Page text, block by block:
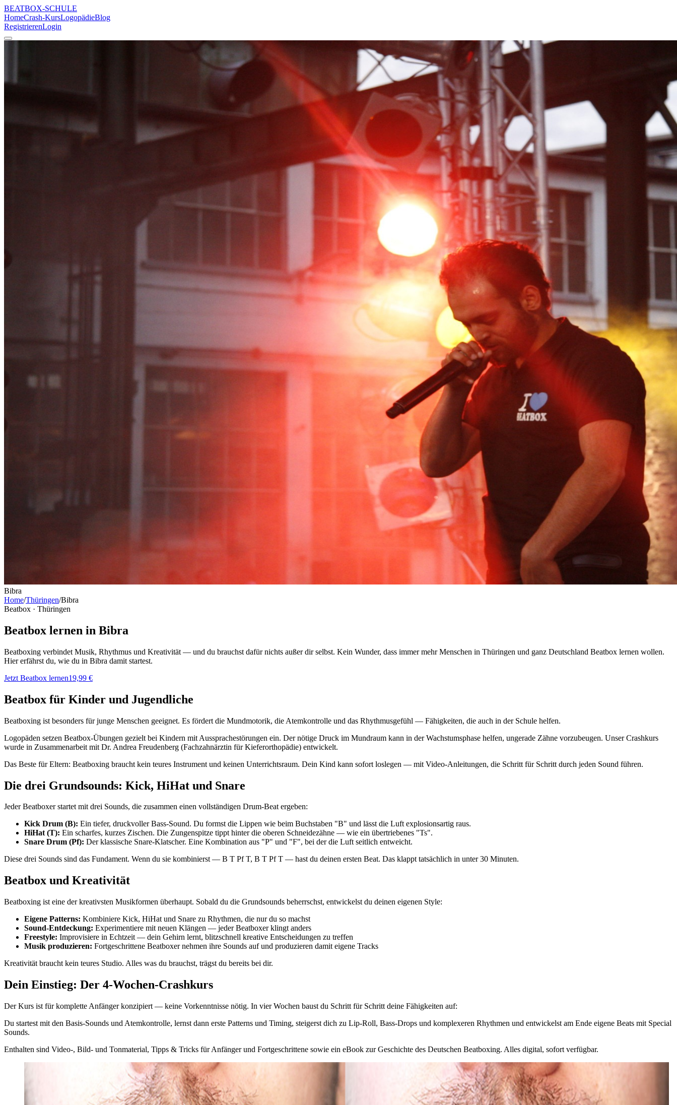
BEATBOX-SCHULE
HomeCrash-KursLogopädieBlog
RegistrierenLogin
Bibra
Home/Thüringen/Bibra
Beatbox · Thüringen
Beatbox lernen in Bibra
Beatboxing verbindet Musik, Rhythmus und Kreativität — und du brauchst dafür nichts außer dir selbst. Kein Wunder, dass immer mehr Menschen in Thüringen und ganz Deutschland Beatbox lernen wollen.
Hier erfährst du, wie du in Bibra damit startest.
Jetzt Beatbox lernen19,99 €
Beatbox für Kinder und Jugendliche
Beatboxing ist besonders für junge Menschen geeignet. Es fördert die Mundmotorik, die Atemkontrolle und das Rhythmusgefühl — Fähigkeiten, die auch in der Schule helfen.
Logopäden setzen Beatbox-Übungen gezielt bei Kindern mit Aussprachestörungen ein. Der nötige Druck im Mundraum kann in der Wachstumsphase helfen, ungerade Zähne vorzubeugen. Unser Crashkurs
wurde in Zusammenarbeit mit Dr. Andrea Freudenberg (Fachzahnärztin für Kieferorthopädie) entwickelt.
Das Beste für Eltern: Beatboxing braucht kein teures Instrument und keinen Unterrichtsraum. Dein Kind kann sofort loslegen — mit Video-Anleitungen, die Schritt für Schritt durch jeden Sound führen.
Die drei Grundsounds: Kick, HiHat und Snare
Jeder Beatboxer startet mit drei Sounds, die zusammen einen vollständigen Drum-Beat ergeben:
Kick Drum (B): Ein tiefer, druckvoller Bass-Sound. Du formst die Lippen wie beim Buchstaben "B" und lässt die Luft explosionsartig raus.
HiHat (T): Ein scharfes, kurzes Zischen. Die Zungenspitze tippt hinter die oberen Schneidezähne — wie ein übertriebenes "Ts".
Snare Drum (Pf): Der klassische Snare-Klatscher. Eine Kombination aus "P" und "F", bei der die Luft seitlich entweicht.
Diese drei Sounds sind das Fundament. Wenn du sie kombinierst — B T Pf T, B T Pf T — hast du deinen ersten Beat. Das klappt tatsächlich in unter 30 Minuten.
Beatbox und Kreativität
Beatboxing ist eine der kreativsten Musikformen überhaupt. Sobald du die Grundsounds beherrschst, entwickelst du deinen eigenen Style:
Eigene Patterns: Kombiniere Kick, HiHat und Snare zu Rhythmen, die nur du so machst
Sound-Entdeckung: Experimentiere mit neuen Klängen — jeder Beatboxer klingt anders
Freestyle: Improvisiere in Echtzeit — dein Gehirn lernt, blitzschnell kreative Entscheidungen zu treffen
Musik produzieren: Fortgeschrittene Beatboxer nehmen ihre Sounds auf und produzieren damit eigene Tracks
Kreativität braucht kein teures Studio. Alles was du brauchst, trägst du bereits bei dir.
Dein Einstieg: Der 4-Wochen-Crashkurs
Der Kurs ist für komplette Anfänger konzipiert — keine Vorkenntnisse nötig. In vier Wochen baust du Schritt für Schritt deine Fähigkeiten auf:
Du startest mit den Basis-Sounds und Atemkontrolle, lernst dann erste Patterns und Timing, steigerst dich zu Lip-Roll, Bass-Drops und komplexeren Rhythmen und entwickelst am Ende eigene Beats mit Special
Sounds.
Enthalten sind Video-, Bild- und Tonmaterial, Tipps & Tricks für Anfänger und Fortgeschrittene sowie ein eBook zur Geschichte des Deutschen Beatboxing. Alles digital, sofort verfügbar.